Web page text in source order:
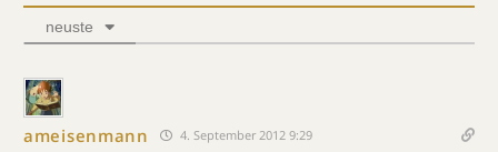
neuste
ameisenmann 4. September 2012 9:29